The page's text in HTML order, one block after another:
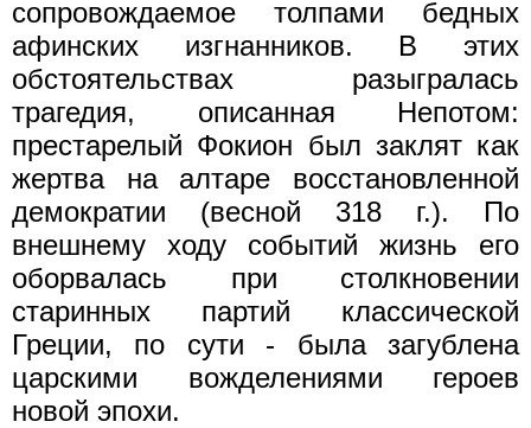
сопровождаемое толпами бедных
афинских изгнанников. В этих
обстоятельствах разыгра­лась
трагедия, описанная Непотом:
престарелый Фокион был за­клят как
жертва на алтаре восстановленной
демократии (весной 318 г.). По
внешнему ходу событий жизнь его
оборвалась при столк­новении
старинных партий классической
Греции, по сути - была загублена
царскими вожделениями героев
новой эпохи.